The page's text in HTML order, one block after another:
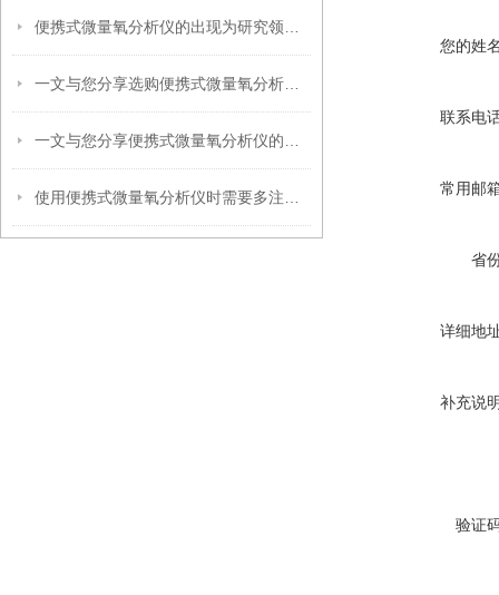
您的姓
联系电
常用邮
省
详细地
补充说
验证